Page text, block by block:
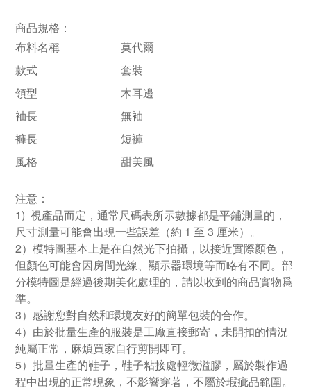
商品規格：
布料名稱
莫代爾
款式
套裝
領型
木耳邊
袖長
無袖
褲長
短褲
風格
甜美風
注意：
1) 視產品而定，通常尺碼表所示數據都是平鋪測量的，
尺寸測量可能會出現一些誤差（約 1 至 3 厘米）。
2）模特圖基本上是在自然光下拍攝，以接近實際顏色，
但顏色可能會因房間光線、顯示器環境等而略有不同。部
分模特圖是經過後期美化處理的，請以收到的商品實物爲
準。
3）感謝您對自然和環境友好的簡單包裝的合作。
4）由於批量生產的服裝是工廠直接郵寄，未開扣的情況
純屬正常，麻煩買家自行剪開即可。
5）批量生產的鞋子，鞋子粘接處輕微溢膠，屬於製作過
程中出現的正常現象，不影響穿著，不屬於瑕疵品範圍。